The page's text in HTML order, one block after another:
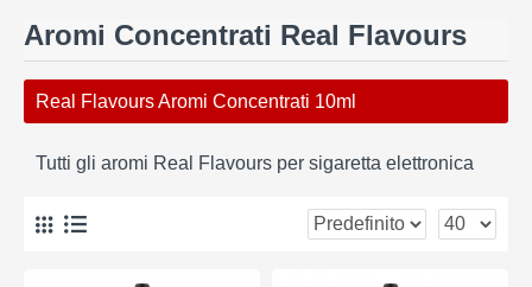
Aromi Concentrati Real Flavours
Real Flavours Aromi Concentrati 10ml
Tutti gli aromi Real Flavours per sigaretta elettronica